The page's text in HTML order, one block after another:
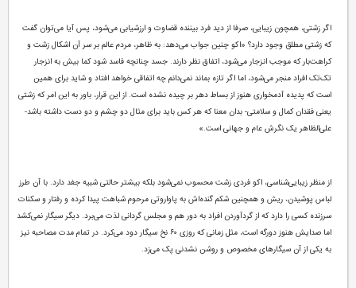
اگر زشتی، همچون زیبایی، صرفا از دید فرد بیننده قضاوت و ارزشیابی می‌شود، پس آیا می‌توان گفت
که زشتی مطلق وجود دارد؟ «اکو چنین جواب می‌دهد: به ظاهر، مردم عالم بر سر آن اشکال زشت و
کراهت‌بار که موجب انزجار می‌شود، اتفاق نظر دارند. جسد چنانچه فاسد شود کما بیش به انزجار
تک‌تک افراد منجر می‌شود، اما اگر تازه بماند نمی‌دانم چه اتفاقی خواهد افتاد و شاید برای همین
است که پدیده آدمخواری هنوز از بساط دهر بر چیده نشده است. از این قرار، باور به این امر که زشتی
یعنی فقدان کمال و سلامتی- بدان معنا که هر کس باید برای مثال دو چشم و دو دست داشته باشد-
علی‌الظاهر یک نگرش عام و جهانی است.»
از منظر زیبایی‌شناسی، اکو فردی زشت محسوب نمی‌شود بلکه بیشتر حالتی شبیه جغد دارد. با آن طرز
لباس پوشیدن، ریش و همچنین شکم گنده‌اش به پاواروتی مرحوم شباهت پیدا کرده و رفتار و سکنات
سرزنده کسی را دارد که از گردآوردن افراد به دور هم و مجلس گردانی لذت می‌برد. دیگر سیگار نمی‌کشد
اما صدایش هنوز دورگه است، مثل زمانی که روزی ۶۰ نخ سیگار دود می‌کرد. در تمام مدت مصاحبه نیز
به یکی از آن سیگارهای مخصوص و روشن نشدنی پک می‌زد.